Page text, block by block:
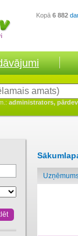
Kopā 6 882
administrators,